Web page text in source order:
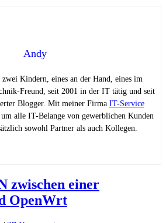
Andy
Kindern, eines an der Hand, eines im
Freund, seit 2001 in der IT tätig und seit
Blogger. Mit meiner Firma IT-Service
alle IT-Belange von gewerblichen Kunden
sowohl Partner als auch Kollegen.
zwischen einer
OpenWrt